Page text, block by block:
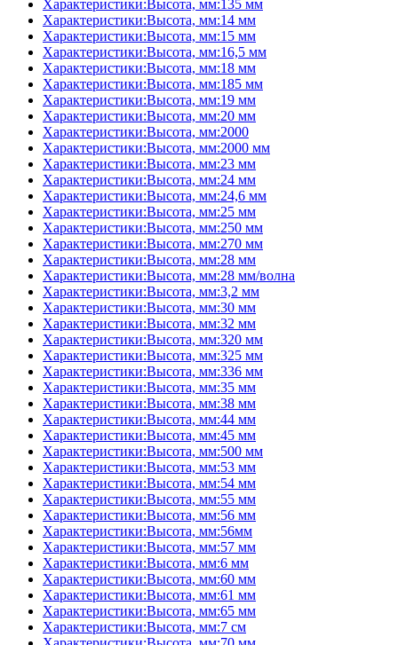
Характеристики:Высота, мм:135 мм
Характеристики:Высота, мм:14 мм
Характеристики:Высота, мм:15 мм
Характеристики:Высота, мм:16,5 мм
Характеристики:Высота, мм:18 мм
Характеристики:Высота, мм:185 мм
Характеристики:Высота, мм:19 мм
Характеристики:Высота, мм:20 мм
Характеристики:Высота, мм:2000
Характеристики:Высота, мм:2000 мм
Характеристики:Высота, мм:23 мм
Характеристики:Высота, мм:24 мм
Характеристики:Высота, мм:24,6 мм
Характеристики:Высота, мм:25 мм
Характеристики:Высота, мм:250 мм
Характеристики:Высота, мм:270 мм
Характеристики:Высота, мм:28 мм
Характеристики:Высота, мм:28 мм/волна
Характеристики:Высота, мм:3,2 мм
Характеристики:Высота, мм:30 мм
Характеристики:Высота, мм:32 мм
Характеристики:Высота, мм:320 мм
Характеристики:Высота, мм:325 мм
Характеристики:Высота, мм:336 мм
Характеристики:Высота, мм:35 мм
Характеристики:Высота, мм:38 мм
Характеристики:Высота, мм:44 мм
Характеристики:Высота, мм:45 мм
Характеристики:Высота, мм:500 мм
Характеристики:Высота, мм:53 мм
Характеристики:Высота, мм:54 мм
Характеристики:Высота, мм:55 мм
Характеристики:Высота, мм:56 мм
Характеристики:Высота, мм:56мм
Характеристики:Высота, мм:57 мм
Характеристики:Высота, мм:6 мм
Характеристики:Высота, мм:60 мм
Характеристики:Высота, мм:61 мм
Характеристики:Высота, мм:65 мм
Характеристики:Высота, мм:7 см